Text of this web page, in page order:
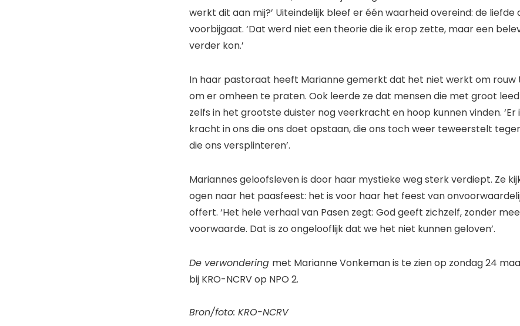
werkt dit aan mij?’ Uiteindelijk bleef er één waarheid overeind: de liefde
voorbijgaat. ‘Dat werd niet een theorie die ik erop zette, maar een
verder kon.’
In haar pastoraat heeft Marianne gemerkt dat het niet werkt om rouw
om er omheen te praten. Ook leerde ze dat mensen die met groot
zelfs in het grootste duister nog veerkracht en hoop kunnen vinden. ‘Er
kracht in ons die ons doet opstaan, die ons toch weer teweerstelt
die ons versplinteren’.
Mariannes geloofsleven is door haar mystieke weg sterk verdiept. Ze
ogen naar het paasfeest: het is voor haar het feest van
offert. ‘Het hele verhaal van Pasen zegt: God geeft zichzelf, zonder
voorwaarde. Dat is zo ongelooflijk dat we het niet kunnen geloven’.
De verwondering met Marianne Vonkeman is te zien op zondag 24
bij KRO-NCRV op NPO 2.
Bron/foto: KRO-NCRV